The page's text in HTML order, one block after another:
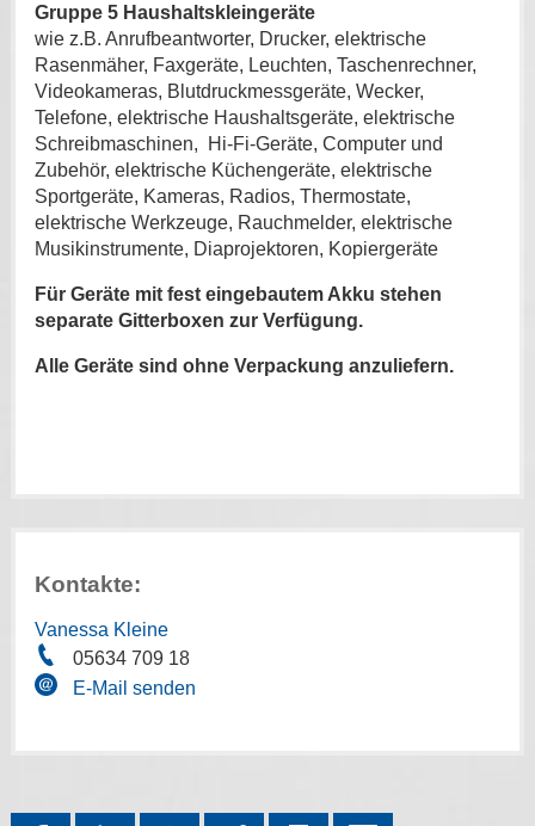
Gruppe 5 Haushaltskleingeräte
wie z.B. Anrufbeantworter, Drucker, elektrische
Rasenmäher, Faxgeräte, Leuchten, Taschenrechner,
Videokameras, Blutdruckmessgeräte, Wecker,
Telefone, elektrische Haushaltsgeräte, elektrische
Schreibmaschinen, Hi-Fi-Geräte, Computer und
Zubehör, elektrische Küchengeräte, elektrische
Sportgeräte, Kameras, Radios, Thermostate,
elektrische Werkzeuge, Rauchmelder, elektrische
Musikinstrumente, Diaprojektoren, Kopiergeräte
Für Geräte mit fest eingebautem Akku stehen
separate Gitterboxen zur Verfügung.
Alle Geräte sind ohne Verpackung anzuliefern.
Kontakte:
Vanessa Kleine
05634 709 18
E-Mail senden